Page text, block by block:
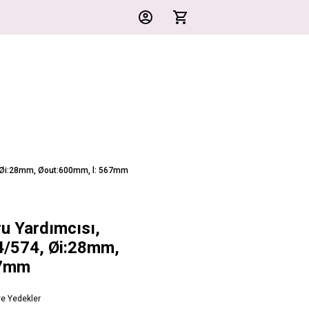
Øout:600mm, l: 567mm
Yardımcısı,
574, Øi:28mm,
Yedekler